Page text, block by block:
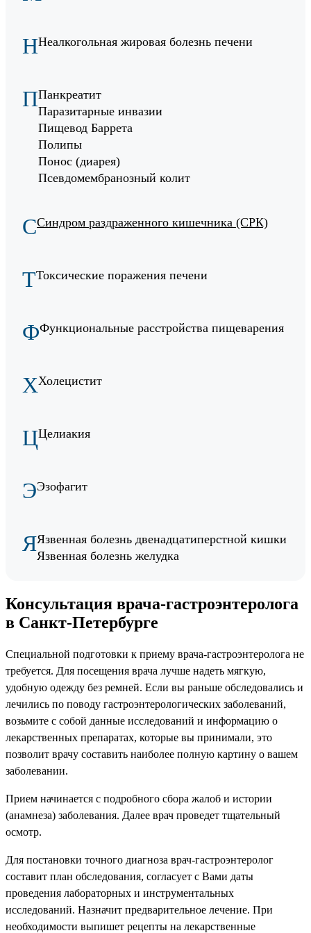
ННеалкогольная жировая болезнь печени
ППанкреатит
Паразитарные инвазии
Пищевод Баррета
Полипы
Понос (диарея)
Псевдомембранозный колит
ССиндром раздраженного кишечника (СРК)
ТТоксические поражения печени
ФФункциональные расстройства пищеварения
ХХолецистит
ЦЦелиакия
ЭЭзофагит
ЯЯзвенная болезнь двенадцатиперстной кишки
Язвенная болезнь желудка
Консультация врача-гастроэнтеролога
в Санкт-Петербурге
Специальной подготовки к приему врача-гастроэнтеролога не
требуется. Для посещения врача лучше надеть мягкую,
удобную одежду без ремней. Если вы раньше обследовались и
лечились по поводу гастроэнтерологических заболеваний,
возьмите с собой данные исследований и информацию о
лекарственных препаратах, которые вы принимали, это
позволит врачу составить наиболее полную картину о вашем
заболевании.
Прием начинается с подробного сбора жалоб и истории
(анамнеза) заболевания. Далее врач проведет тщательный
осмотр.
Для постановки точного диагноза врач-гастроэнтеролог
составит план обследования, согласует с Вами даты
проведения лабораторных и инструментальных
исследований. Назначит предварительное лечение. При
необходимости выпишет рецепты на лекарственные